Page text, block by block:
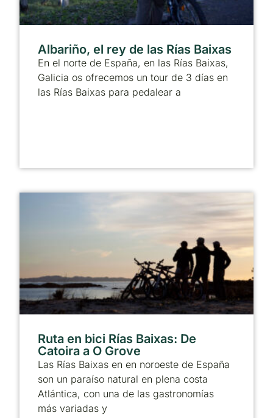
Albariño, el rey de las Rías Baixas
En el norte de España, en las Rías Baixas,
Galicia os ofrecemos un tour de 3 días en
las Rías Baixas para pedalear a
Ruta en bici Rías Baixas: De
Catoira a O Grove
Las Rías Baixas en en noroeste de España
son un paraíso natural en plena costa
Atlántica, con una de las gastronomías
más variadas y